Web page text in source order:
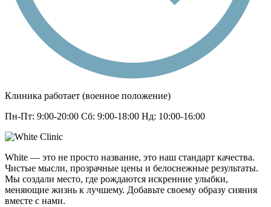
Клиника работает (военное положение)
Пн-Пт: 9:00-20:00 Сб: 9:00-18:00 Нд: 10:00-16:00
White — это не просто название, это наш стандарт качества.
Чистые мысли, прозрачные цены и белоснежные результаты.
Мы создали место, где рождаются искренние улыбки,
меняющие жизнь к лучшему. Добавьте своему образу сияния
вместе с нами.